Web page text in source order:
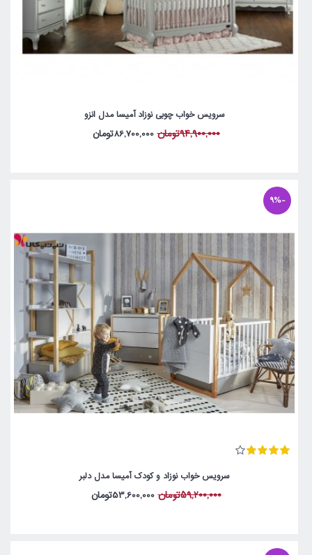
سرویس خواب چوبی نوزاد آمیسا مدل انزو
94,900,000تومان 86,700,000تومان
-9%
سرویس خواب نوزاد و کودک آمیسا مدل دلبر
59,200,000تومان 53,600,000تومان